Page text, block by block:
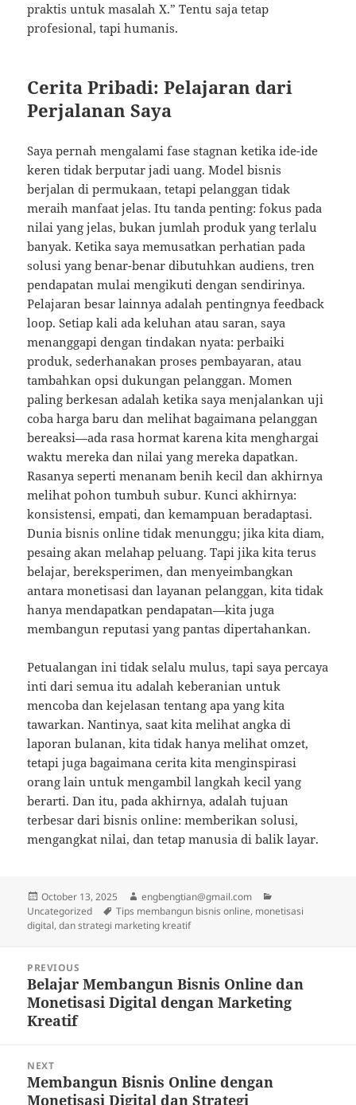
praktis untuk masalah X.” Tentu saja tetap
profesional, tapi humanis.
Cerita Pribadi: Pelajaran dari
Perjalanan Saya
Saya pernah mengalami fase stagnan ketika ide-ide
keren tidak berputar jadi uang. Model bisnis
berjalan di permukaan, tetapi pelanggan tidak
meraih manfaat jelas. Itu tanda penting: fokus pada
nilai yang jelas, bukan jumlah produk yang terlalu
banyak. Ketika saya memusatkan perhatian pada
solusi yang benar-benar dibutuhkan audiens, tren
pendapatan mulai mengikuti dengan sendirinya.
Pelajaran besar lainnya adalah pentingnya feedback
loop. Setiap kali ada keluhan atau saran, saya
menanggapi dengan tindakan nyata: perbaiki
produk, sederhanakan proses pembayaran, atau
tambahkan opsi dukungan pelanggan. Momen
paling berkesan adalah ketika saya menjalankan uji
coba harga baru dan melihat bagaimana pelanggan
bereaksi—ada rasa hormat karena kita menghargai
waktu mereka dan nilai yang mereka dapatkan.
Rasanya seperti menanam benih kecil dan akhirnya
melihat pohon tumbuh subur. Kunci akhirnya:
konsistensi, empati, dan kemampuan beradaptasi.
Dunia bisnis online tidak menunggu; jika kita diam,
pesaing akan melahap peluang. Tapi jika kita terus
belajar, bereksperimen, dan menyeimbangkan
antara monetisasi dan layanan pelanggan, kita tidak
hanya mendapatkan pendapatan—kita juga
membangun reputasi yang pantas dipertahankan.
Petualangan ini tidak selalu mulus, tapi saya percaya
inti dari semua itu adalah keberanian untuk
mencoba dan kejelasan tentang apa yang kita
tawarkan. Nantinya, saat kita melihat angka di
laporan bulanan, kita tidak hanya melihat omzet,
tetapi juga bagaimana cerita kita menginspirasi
orang lain untuk mengambil langkah kecil yang
berarti. Dan itu, pada akhirnya, adalah tujuan
terbesar dari bisnis online: memberikan solusi,
mengangkat nilai, dan tetap manusia di balik layar.
Posted
on
October 13, 2025 Author
engbengtian@gmail.com
Uncategorized
Tags
Tips membangun bisnis online, monetisasi
digital, dan strategi marketing kreatif
navigation
PREVIOUS
Previous
post:
Belajar Membangun Bisnis Online dan
Monetisasi Digital dengan Marketing
Kreatif
NEXT
Next
post:
Membangun Bisnis Online dengan
Monetisasi Digital dan Strategi